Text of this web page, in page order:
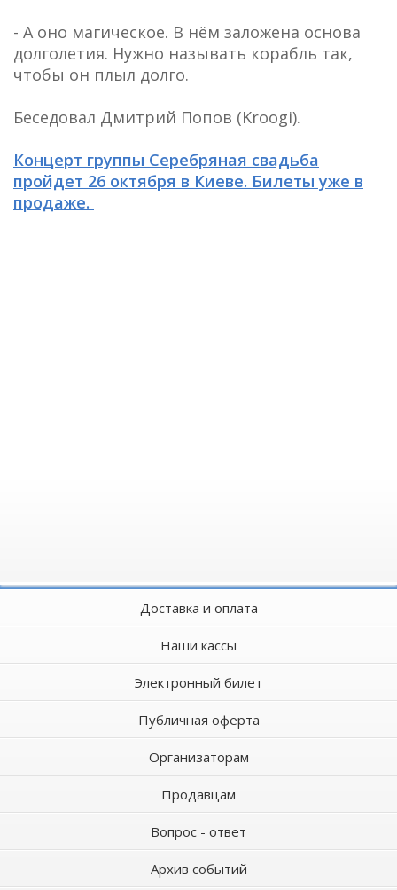
- А оно магическое. В нём заложена основа
долголетия. Нужно называть корабль так,
чтобы он плыл долго.
Беседовал Дмитрий Попов (Kroogi).
Концерт группы Серебряная свадьба
пройдет 26 октября в Киеве. Билеты уже в
продаже.
Доставка и оплата
Наши кассы
Электронный билет
Публичная оферта
Организаторам
Продавцам
Вопрос - ответ
Архив событий